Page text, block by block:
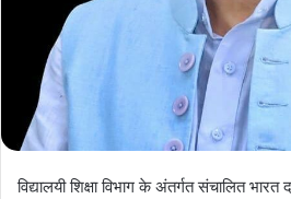
विद्यालयी शिक्षा विभाग के अंतर्गत संचालित